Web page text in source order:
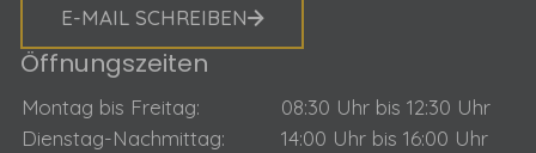
E-MAIL SCHREIBEN
Öffnungszeiten
Montag bis Freitag:
08:30 Uhr bis 12:30 Uhr
Dienstag-Nachmittag:
14:00 Uhr bis 16:00 Uhr